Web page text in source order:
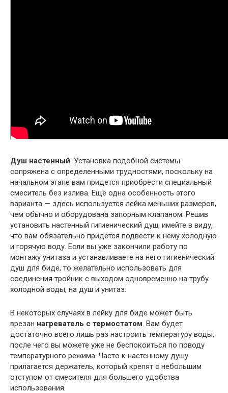
Душ настенный . Установка подобной системы
сопряжена с определенными трудностями, поскольку на
начальном этапе вам придется приобрести специальный
смеситель без излива. Ещё одна особенность этого
варианта — здесь используется лейка меньших размеров,
чем обычно и оборудована запорным клапаном. Решив
установить настенный гигиенический душ, имейте в виду,
что вам обязательно придется подвести к нему холодную
и горячую воду. Если вы уже закончили работу по
монтажу унитаза и устанавливаете на него гигиенический
душ для биде, то желательно использовать для
соединения тройник с выходом одновременно на трубу
холодной воды, на душ и унитаз.
В некоторых случаях в лейку для биде может быть
врезан нагреватель с термостатом . Вам будет
достаточно всего лишь раз настроить температуру воды,
после чего вы можете уже не беспокоиться по поводу
температурного режима. Часто к настенному душу
прилагается держатель, который крепят с небольшим
отступом от смесителя для большего удобства
использования.